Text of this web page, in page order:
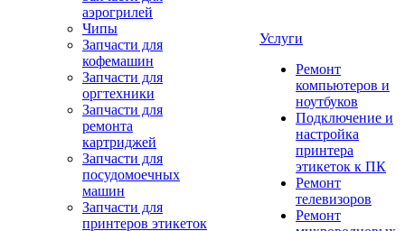
аэрогрилей
Чипы
Запчасти для
кофемашин
Запчасти для
оргтехники
Запчасти для
ремонта
картриджей
Запчасти для
посудомоечных
машин
Запчасти для
принтеров этикеток
Услуги
Ремонт
компьютеров и
ноутбуков
Подключение и
настройка
принтера
этикеток к ПК
Ремонт
телевизоров
Ремонт